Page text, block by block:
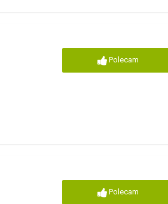
Polecam
Polecam